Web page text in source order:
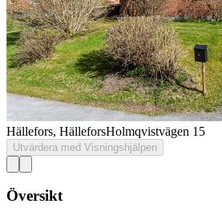
Hällefors, HälleforsHolmqvistvägen 15
Utvärdera med Visningshjälpen
Översikt